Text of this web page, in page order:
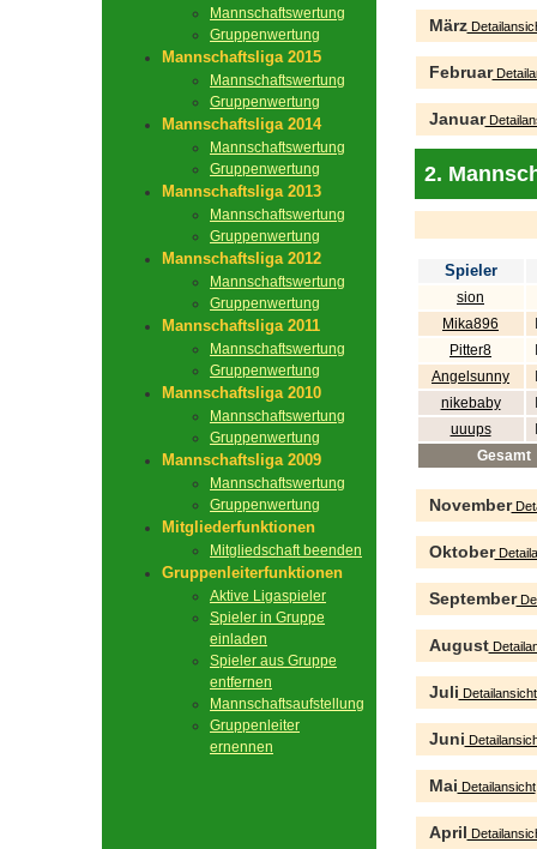
Mannschaftswertung
Gruppenwertung
Mannschaftsliga 2015
Mannschaftswertung
Gruppenwertung
Mannschaftsliga 2014
Mannschaftswertung
Gruppenwertung
Mannschaftsliga 2013
Mannschaftswertung
Gruppenwertung
Mannschaftsliga 2012
Mannschaftswertung
Gruppenwertung
Mannschaftsliga 2011
Mannschaftswertung
Gruppenwertung
Mannschaftsliga 2010
Mannschaftswertung
Gruppenwertung
Mannschaftsliga 2009
Mannschaftswertung
Gruppenwertung
Mitgliederfunktionen
Mitgliedschaft beenden
Gruppenleiterfunktionen
Aktive Ligaspieler
Spieler in Gruppe
einladen
Spieler aus Gruppe
entfernen
Mannschaftsaufstellung
Gruppenleiter
ernennen
März
Februar
Januar
2.
Spieler
sion
Mika896
Pitter8
Angelsunny
nikebaby
uuups
Gesamt
November
Oktober
September
August
Juli Detailansicht
Juni
Mai Detailansicht
April